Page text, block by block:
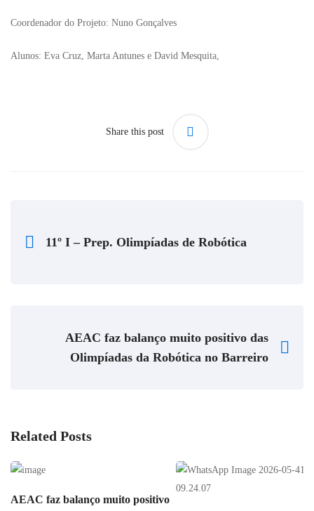
Coordenador do Projeto: Nuno Gonçalves
Alunos: Eva Cruz, Marta Antunes e David Mesquita,
Share this post
11º I – Prep. Olimpíadas de Robótica
AEAC faz balanço muito positivo das
Olimpíadas da Robótica no Barreiro
Related Posts
AEAC faz balanço muito positivo